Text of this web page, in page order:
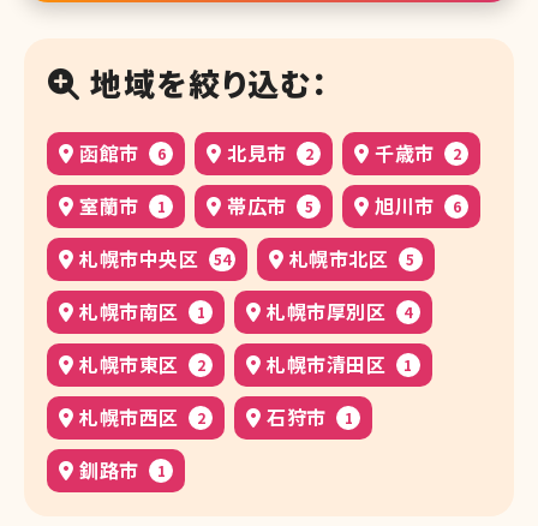
地域を絞り込む：
函館市 6 北見市 2 千歳市 2
室蘭市 1 帯広市 5 旭川市 6
札幌市中央区 54 札幌市北区 5
札幌市南区 1 札幌市厚別区 4
札幌市東区 2 札幌市清田区 1
札幌市西区 2 石狩市 1
釧路市 1